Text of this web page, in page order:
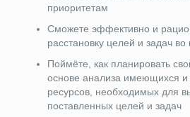
приоритетам
Сможете эффективно и
расстановку целей и задач
Поймёте, как планировать
основе анализа имеющихся
ресурсов, необходимых для
поставленных целей и задач